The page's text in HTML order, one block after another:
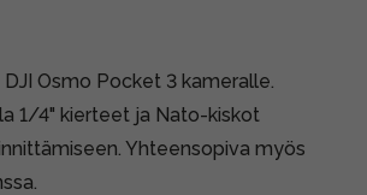
Osmo Pocket 3 kameralle.
1/4" kierteet ja Nato-kiskot
Yhteensopiva myös